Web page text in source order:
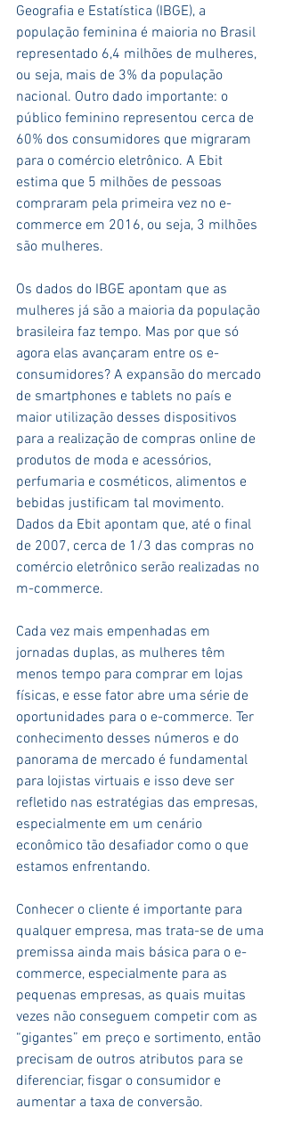
Geografia e Estatística (IBGE), a
população feminina é maioria no Brasil
representado 6,4 milhões de mulheres,
ou seja, mais de 3% da população
nacional. Outro dado importante: o
público feminino representou cerca de
60% dos consumidores que migraram
para o comércio eletrônico. A Ebit
estima que 5 milhões de pessoas
compraram pela primeira vez no e-
commerce em 2016, ou seja, 3 milhões
são mulheres.
Os dados do IBGE apontam que as
mulheres já são a maioria da população
brasileira faz tempo. Mas por que só
agora elas avançaram entre os e-
consumidores? A expansão do mercado
de smartphones e tablets no país e
maior utilização desses dispositivos
para a realização de compras online de
produtos de moda e acessórios,
perfumaria e cosméticos, alimentos e
bebidas justificam tal movimento.
Dados da Ebit apontam que, até o final
de 2007, cerca de 1/3 das compras no
comércio eletrônico serão realizadas no
m-commerce.
Cada vez mais empenhadas em
jornadas duplas, as mulheres têm
menos tempo para comprar em lojas
físicas, e esse fator abre uma série de
oportunidades para o e-commerce. Ter
conhecimento desses números e do
panorama de mercado é fundamental
para lojistas virtuais e isso deve ser
refletido nas estratégias das empresas,
especialmente em um cenário
econômico tão desafiador como o que
estamos enfrentando.
Conhecer o cliente é importante para
qualquer empresa, mas trata-se de uma
premissa ainda mais básica para o e-
commerce, especialmente para as
pequenas empresas, as quais muitas
vezes não conseguem competir com as
“gigantes” em preço e sortimento, então
precisam de outros atributos para se
diferenciar, fisgar o consumidor e
aumentar a taxa de conversão.